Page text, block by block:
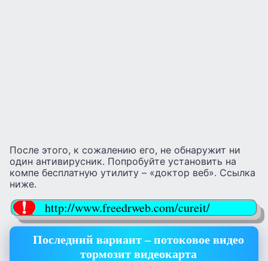
После этого, к сожалению его, не обнаружит ни
один антивирусник. Попробуйте установить на
компе бесплатную утилиту – «доктор веб». Ссылка
ниже.
http://www.freedrweb.com/cureit/
Последний вариант – потоковое видео
тормозит видеокарта